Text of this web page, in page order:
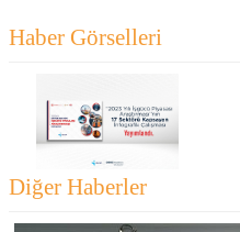
Haber Görselleri
Diğer Haberler